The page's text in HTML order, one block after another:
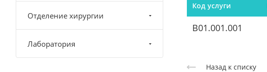
Код услуги
B01.001.001
Назад к списку
Отделение хирургии
Лаборатория